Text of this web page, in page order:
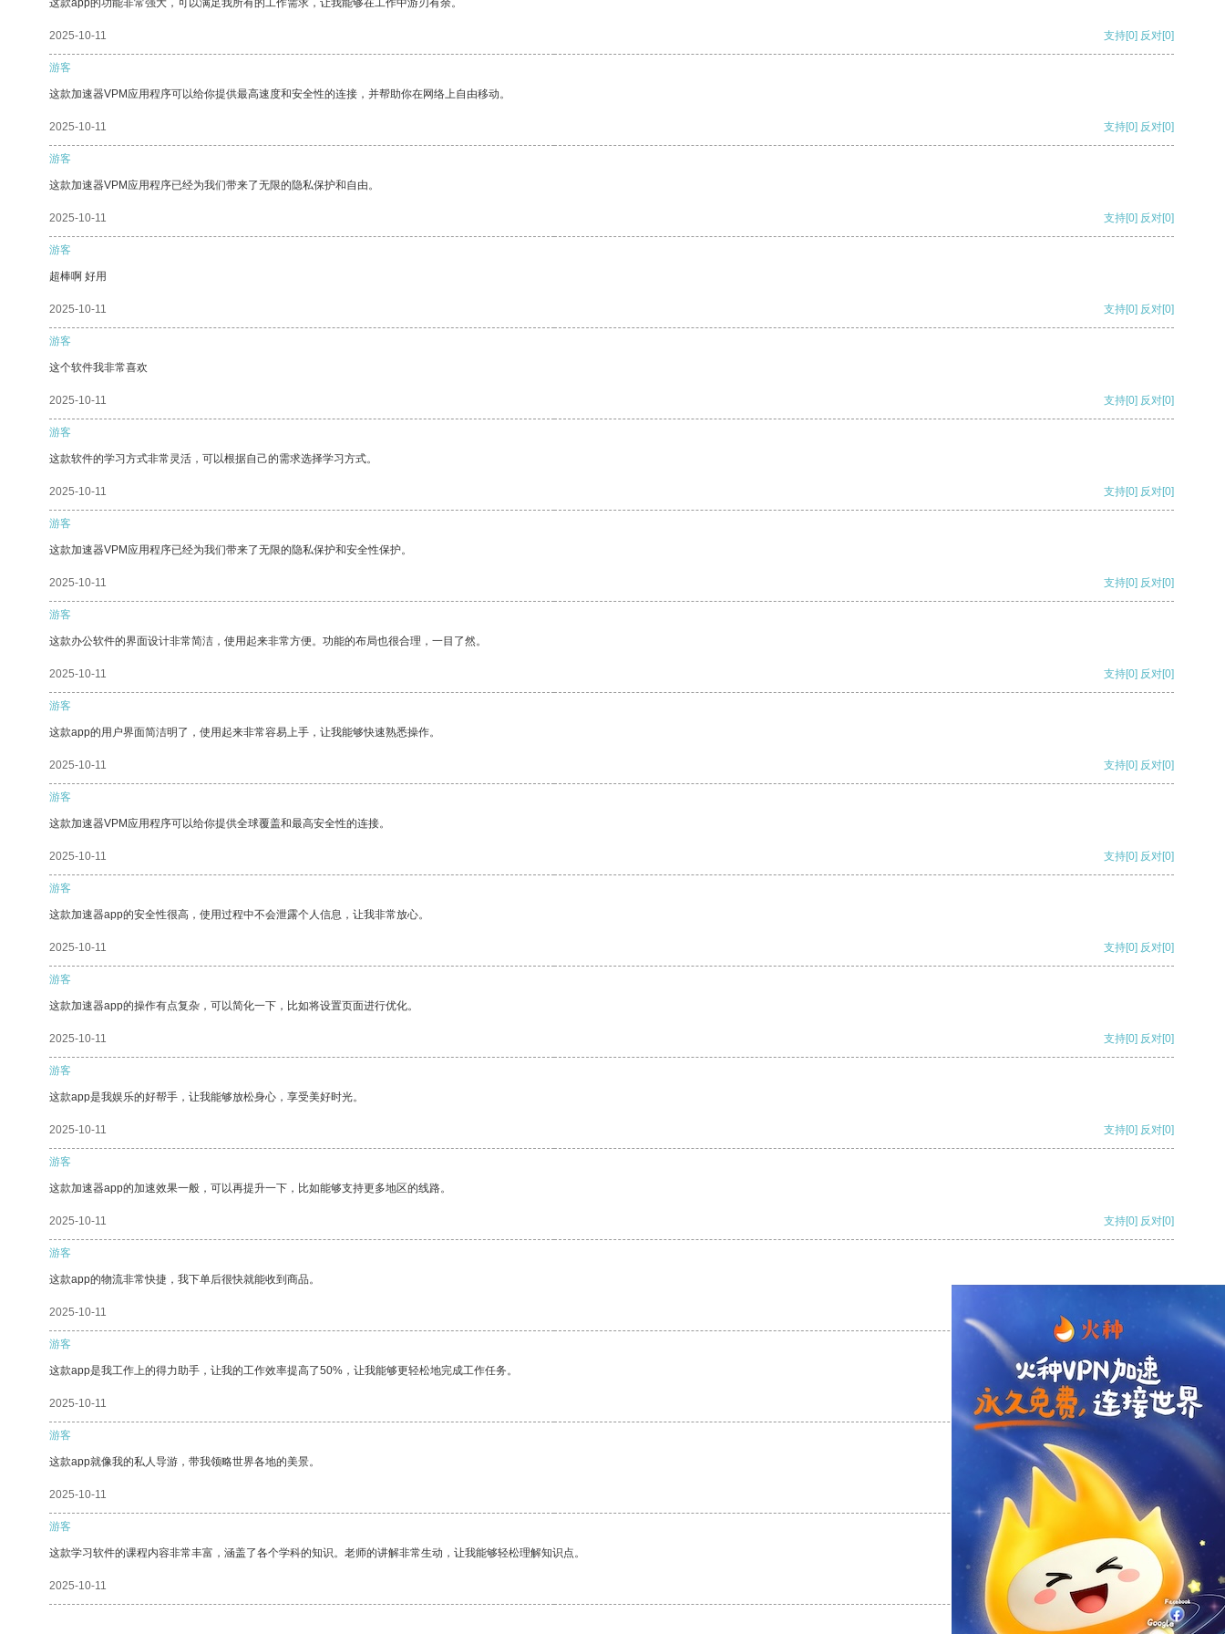
这款app的功能非常强大，可以满足我所有的工作需求，让我能够在工作中游刃有余。
2025-10-11 支持[0] 反对[0]
游客
这款加速器VPM应用程序可以给你提供最高速度和安全性的连接，并帮助你在网络上自由移动。
2025-10-11 支持[0] 反对[0]
游客
这款加速器VPM应用程序已经为我们带来了无限的隐私保护和自由。
2025-10-11 支持[0] 反对[0]
游客
超棒啊 好用
2025-10-11 支持[0] 反对[0]
游客
这个软件我非常喜欢
2025-10-11 支持[0] 反对[0]
游客
这款软件的学习方式非常灵活，可以根据自己的需求选择学习方式。
2025-10-11 支持[0] 反对[0]
游客
这款加速器VPM应用程序已经为我们带来了无限的隐私保护和安全性保护。
2025-10-11 支持[0] 反对[0]
游客
这款办公软件的界面设计非常简洁，使用起来非常方便。功能的布局也很合理，一目了然。
2025-10-11 支持[0] 反对[0]
游客
这款app的用户界面简洁明了，使用起来非常容易上手，让我能够快速熟悉操作。
2025-10-11 支持[0] 反对[0]
游客
这款加速器VPM应用程序可以给你提供全球覆盖和最高安全性的连接。
2025-10-11 支持[0] 反对[0]
游客
这款加速器app的安全性很高，使用过程中不会泄露个人信息，让我非常放心。
2025-10-11 支持[0] 反对[0]
游客
这款加速器app的操作有点复杂，可以简化一下，比如将设置页面进行优化。
2025-10-11 支持[0] 反对[0]
游客
这款app是我娱乐的好帮手，让我能够放松身心，享受美好时光。
2025-10-11 支持[0] 反对[0]
游客
这款加速器app的加速效果一般，可以再提升一下，比如能够支持更多地区的线路。
2025-10-11 支持[0] 反对[0]
游客
这款app的物流非常快捷，我下单后很快就能收到商品。
2025-10-11
游客
这款app是我工作上的得力助手，让我的工作效率提高了50%，让我能够更轻松地完成工作任务。
2025-10-11 支持 [0] 反对[0]
游客
这款app就像我的私人导游，带我领略世界各地的美景。
2025-10-11 支持[0] 反对
游客
这款学习软件的课程内容非常丰富，涵盖了各个学科的知识。老师的讲解非常生动，让我能够轻松理解知识点。
2025-10-11 支持[0] 反对[0]